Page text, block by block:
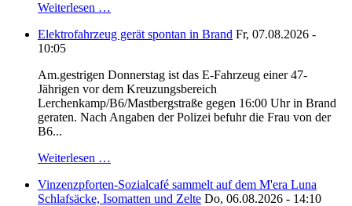
Weiterlesen …
Elektrofahrzeug gerät spontan in Brand Fr, 07.08.2026 -
10:05
Am.gestrigen Donnerstag ist das E-Fahrzeug einer 47-
Jährigen vor dem Kreuzungsbereich
Lerchenkamp/B6/Mastbergstraße gegen 16:00 Uhr in Brand
geraten. Nach Angaben der Polizei befuhr die Frau von der
B6...
Weiterlesen …
Vinzenzpforten-Sozialcafé sammelt auf dem M'era Luna
Schlafsäcke, Isomatten und Zelte Do, 06.08.2026 - 14:10